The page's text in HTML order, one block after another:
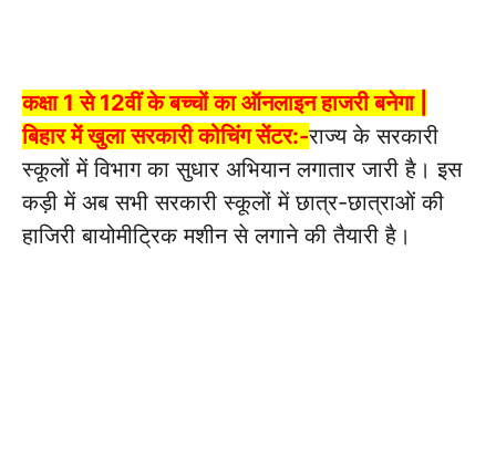
कक्षा 1 से 12वीं के बच्चों का ऑनलाइन हाजरी बनेगा |
बिहार में खुला सरकारी कोचिंग सेंटर:-राज्य के सरकारी
स्कूलों में विभाग का सुधार अभियान लगातार जारी है। इस
कड़ी में अब सभी सरकारी स्कूलों में छात्र-छात्राओं की
हाजिरी बायोमीट्रिक मशीन से लगाने की तैयारी है।